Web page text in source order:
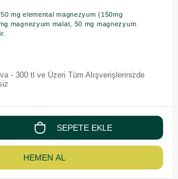
mg elemental magnezyum (150mg
magnezyum malat, 50 mg magnezyum
- 300 tl ve Üzeri Tüm Alışverişlerinizde